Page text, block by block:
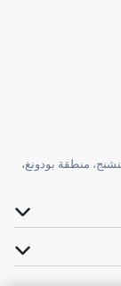
رقم 1403، طريق مينشنج، منطقة بودونغ،